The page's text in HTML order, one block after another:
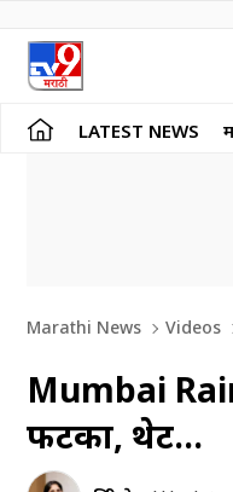
LATEST NEWS
Marathi News Videos
Mumbai
फटका, थेट…